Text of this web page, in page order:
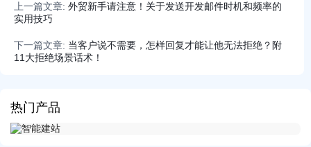
热门产品
上一篇文章: 外贸新手请注意！关于发送开发邮件时机和频率的
实用技巧
下一篇文章: 当客户说不需要，怎样回复才能让他无法拒绝？附
11大拒绝场景话术！